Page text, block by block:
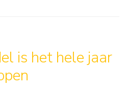
is het hele jaar